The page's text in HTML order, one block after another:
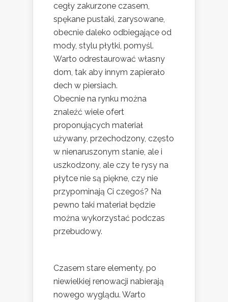
cegły zakurzone czasem,
spękane pustaki, zarysowane,
obecnie daleko odbiegające od
mody, stylu płytki, pomyśl.
Warto odrestaurować własny
dom, tak aby innym zapierało
dech w piersiach.
Obecnie na rynku można
znaleźć wiele ofert
proponujących materiał
używany, przechodzony, często
w nienaruszonym stanie, ale i
uszkodzony, ale czy te rysy na
płytce nie są piękne, czy nie
przypominają Ci czegoś? Na
pewno taki materiał będzie
można wykorzystać podczas
przebudowy.
Czasem stare elementy, po
niewielkiej renowacji nabierają
nowego wyglądu. Warto